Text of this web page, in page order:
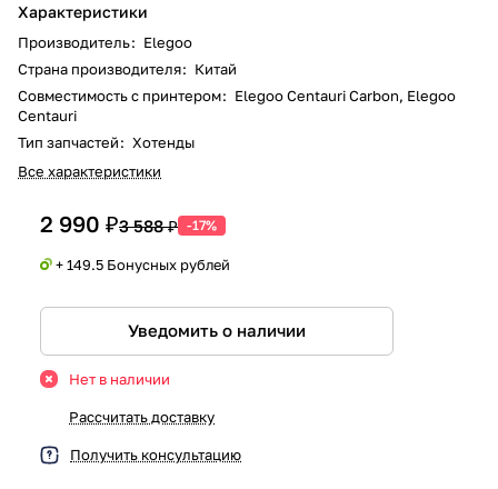
Характеристики
Производитель: Elegoo
Страна производителя: Китай
Совместимость с принтером: Elegoo Centauri Carbon, Elegoo
Centauri
Тип запчастей: Хотенды
Все характеристики
2 990 ₽3 588 ₽ -17%
+ 149.5 Бонусных рублей
Уведомить о наличии
Нет в наличии
Рассчитать доставку
Получить консультацию